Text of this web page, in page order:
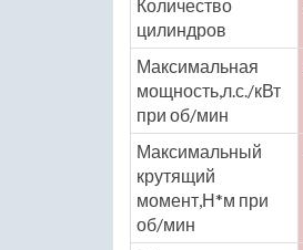
Количество
цилиндров
Максимальная
мощность,л.с./кВт
при об/мин
Максимальный
крутящий
момент,Н*м при
об/мин